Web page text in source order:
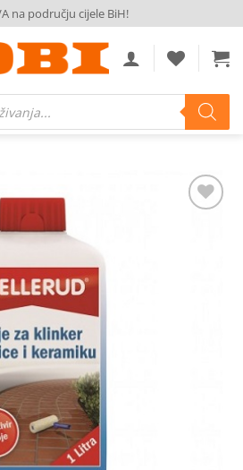
na području cijele BiH!